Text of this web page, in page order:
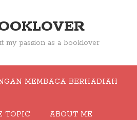
my passion as a booklover
MEMBACA BERHADIAH
TOPIC ABOUT ME